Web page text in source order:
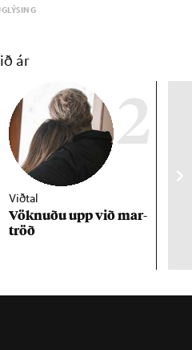
meiri­hluta ánægð­ur með það
ár
2
Viðtal
Vökn­uðu upp við mar­
tröð